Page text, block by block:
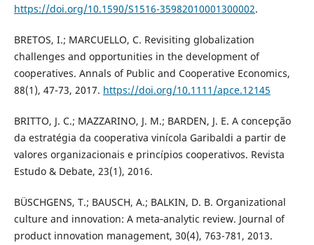
https://doi.org/10.1590/S1516-35982010001300002.
BRETOS, I.; MARCUELLO, C. Revisiting globalization
challenges and opportunities in the development of
cooperatives. Annals of Public and Cooperative Economics,
88(1), 47-73, 2017. https://doi.org/10.1111/apce.12145
BRITTO, J. C.; MAZZARINO, J. M.; BARDEN, J. E. A concepção
da estratégia da cooperativa vinícola Garibaldi a partir de
valores organizacionais e princípios cooperativos. Revista
Estudo & Debate, 23(1), 2016.
BÜSCHGENS, T.; BAUSCH, A.; BALKIN, D. B. Organizational
culture and innovation: A meta‐analytic review. Journal of
product innovation management, 30(4), 763-781, 2013.